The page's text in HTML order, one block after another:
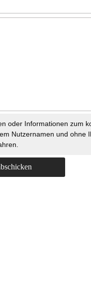
oder Informationen zum
Nutzernamen und ohne